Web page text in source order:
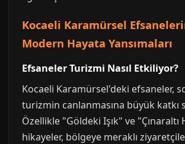
Kocaeli Karamürsel
Modern Hayata Yansımaları
Efsaneler Turizmi Nasıl Etkiliyor?
Kocaeli Karamürsel'deki efsaneler,
turizmin canlanmasına büyük katkı
Özellikle "Göldeki Işık" ve
hikayeler, bölgeye meraklı